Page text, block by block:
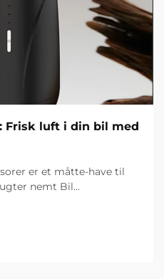
Frisk luft i din bil med
er et måtte-have til
nemt Bil
man kører rundt. De